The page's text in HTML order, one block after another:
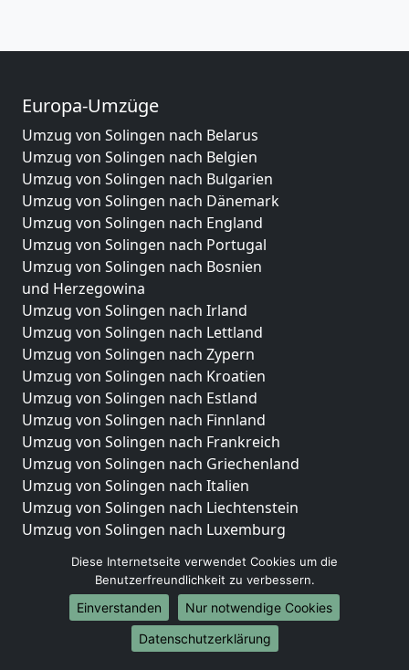
Europa-Umzüge
Umzug von Solingen nach Belarus
Umzug von Solingen nach Belgien
Umzug von Solingen nach Bulgarien
Umzug von Solingen nach Dänemark
Umzug von Solingen nach England
Umzug von Solingen nach Portugal
Umzug von Solingen nach Bosnien
und Herzegowina
Umzug von Solingen nach Irland
Umzug von Solingen nach Lettland
Umzug von Solingen nach Zypern
Umzug von Solingen nach Kroatien
Umzug von Solingen nach Estland
Umzug von Solingen nach Finnland
Umzug von Solingen nach Frankreich
Umzug von Solingen nach Griechenland
Umzug von Solingen nach Italien
Umzug von Solingen nach Liechtenstein
Umzug von Solingen nach Luxemburg
Umzug von Solingen nach Norwegen
Umzüge-Deutschlandweit
Umzug von Solingen nach Berlin
Diese Internetseite verwendet Cookies um die
Benutzerfreundlichkeit zu verbessern.
Einverstanden
Nur notwendige Cookies
Datenschutzerklärung